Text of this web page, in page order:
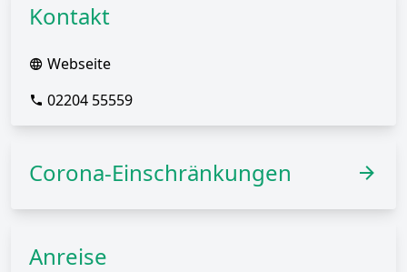
Kontakt
Webseite
02204 55559
Corona-Einschränkungen
Anreise